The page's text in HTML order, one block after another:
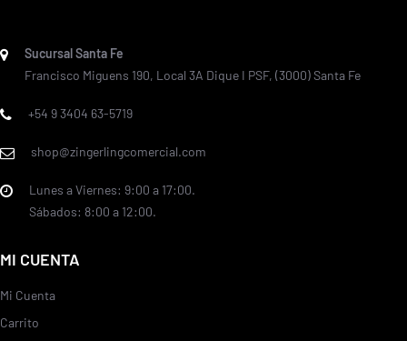
Sucursal Santa Fe
Francisco Miguens 190, Local 3A Dique I PSF, (3000) Santa Fe
+54 9 3404 63-5719
shop@zingerlingcomercial.com
Lunes a Viernes: 9:00 a 17:00.
Sábados: 8:00 a 12:00.
MI CUENTA
Mi Cuenta
Carrito